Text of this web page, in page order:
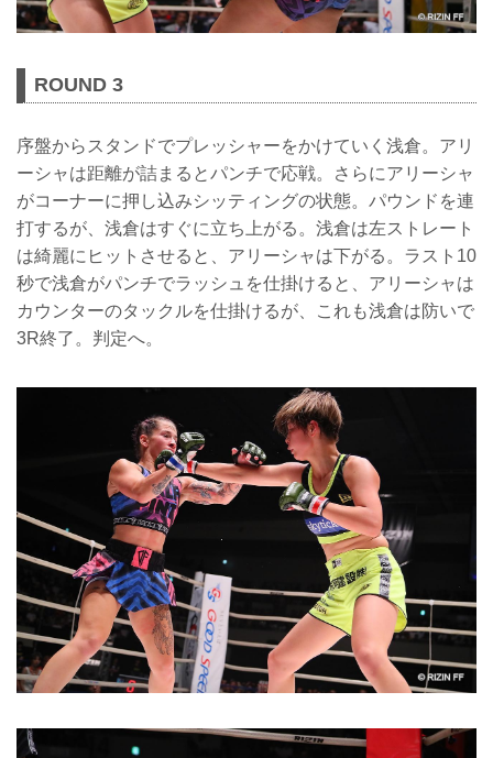
ROUND 3
序盤からスタンドでプレッシャーをかけていく浅倉。アリ
ーシャは距離が詰まるとパンチで応戦。さらにアリーシャ
がコーナーに押し込みシッティングの状態。パウンドを連
打するが、浅倉はすぐに立ち上がる。浅倉は左ストレート
は綺麗にヒットさせると、アリーシャは下がる。ラスト10
秒で浅倉がパンチでラッシュを仕掛けると、アリーシャは
カウンターのタックルを仕掛けるが、これも浅倉は防いで
3R終了。判定へ。